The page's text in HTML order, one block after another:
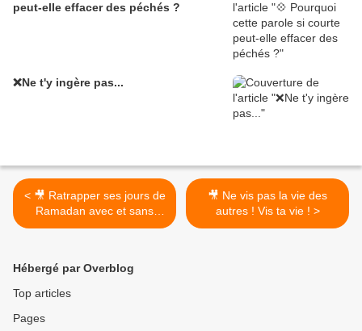
peut-elle effacer des péchés ?
❌Ne t'y ingère pas...
< 🎥 Ratrapper ses jours de
Ramadan avec et sans
excuse.
🎥 Ne vis pas la vie des
autres ! Vis ta vie ! >
Hébergé par Overblog
Top articles
Pages